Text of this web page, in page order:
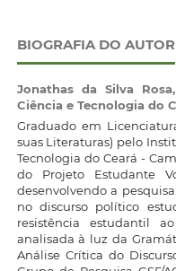
BIOGRAFIA DO AUTOR
Jonathas da Silva Rosa,
Ciência e Tecnologia do
Graduado em
suas Literaturas) pelo
Tecnologia do Ceará -
do Projeto Estudante
desenvolvendo a
no discurso político
resistência estudantil
analisada à luz da
Análise Crítica do